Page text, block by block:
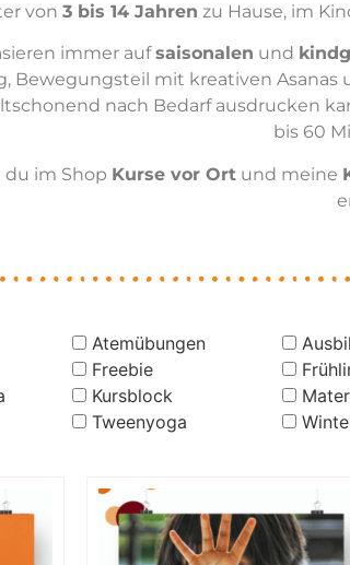
von 3 bis 14 Jahren zu Hause, im
immer aufsaisonalen und
Bewegungsteil mit kreativen
nach Bedarf ausdrucken
bis 60
du im Shop Kurse vor Ortund meine
Atemübungen
Freebie
Kursblock
Tweenyoga